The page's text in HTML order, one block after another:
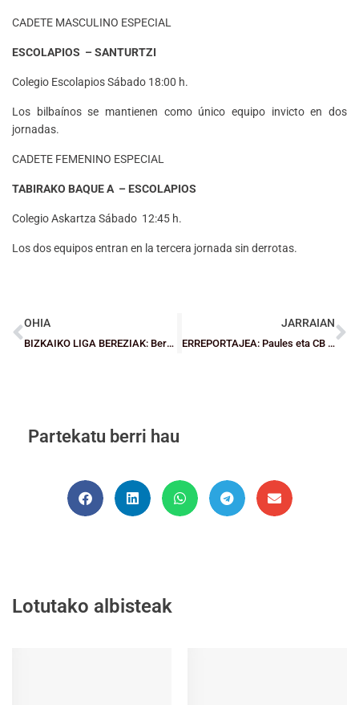
CADETE MASCULINO ESPECIAL
ESCOLAPIOS – SANTURTZI
Colegio Escolapios Sábado 18:00 h.
Los bilbaínos se mantienen como único equipo invicto en dos
jornadas.
CADETE FEMENINO ESPECIAL
TABIRAKO BAQUE A – ESCOLAPIOS
Colegio Askartza Sábado 12:45 h.
Los dos equipos entran en la tercera jornada sin derrotas.
OHIA
BIZKAIKO LIGA BEREZIAK: Berdintasuna nagusi izan da bigarren jardunaldian
JARRAIAN
ERREPORTAJEA: Paules eta CB Oribeltza, aliantza ezkerraldean
Partekatu berri hau
Lotutako albisteak